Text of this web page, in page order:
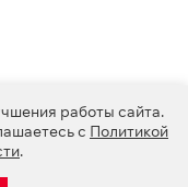
работы сайта.
с Политикой
.